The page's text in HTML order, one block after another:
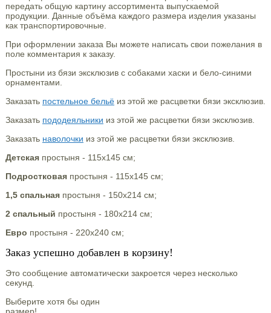
передать общую картину ассортимента выпускаемой
продукции. Данные объёма каждого размера изделия указаны
как транспортировочные.
При оформлении заказа Вы можете написать свои пожелания в
поле комментария к заказу.
Простыни из бязи эксклюзив с собаками хаски и бело-синими
орнаментами.
Заказать постельное бельёиз этой же расцветки бязи эксклюзив.
Заказать пододеяльники из этой же расцветки бязи эксклюзив.
Заказать наволочки из этой же расцветки бязи эксклюзив.
Детскаяпростыня - 115х145 см;
Подростковаяпростыня - 115х145 см;
1,5 спальнаяпростыня - 150х214 см;
2 спальный простыня - 180х214 см;
Евро простыня - 220х240 см;
Заказ успешно добавлен в корзину!
Это сообщение автоматически закроется через несколько
секунд.
Выберите хотя бы один